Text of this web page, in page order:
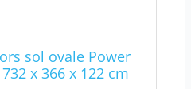
sol ovale Power
x 366 x 122 cm